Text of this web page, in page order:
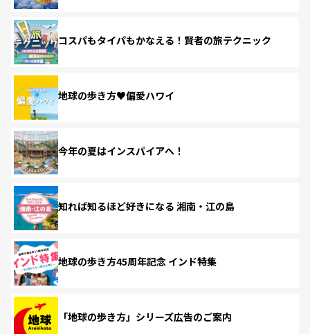
コスパもタイパもかなえる！賢者の旅テクニック
地球の歩き方♥偏愛ハワイ
今年の夏はインスパイアへ！
知れば知るほど好きになる 湘南・江の島
地球の歩き方45周年記念 インド特集
「地球の歩き方」シリーズ広告のご案内